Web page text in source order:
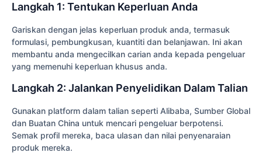
Langkah 1: Tentukan Keperluan Anda
Gariskan dengan jelas keperluan produk anda, termasuk
formulasi, pembungkusan, kuantiti dan belanjawan. Ini akan
membantu anda mengecilkan carian anda kepada pengeluar
yang memenuhi keperluan khusus anda.
Langkah 2: Jalankan Penyelidikan Dalam Talian
Gunakan platform dalam talian seperti Alibaba, Sumber Global
dan Buatan China untuk mencari pengeluar berpotensi.
Semak profil mereka, baca ulasan dan nilai penyenaraian
produk mereka.